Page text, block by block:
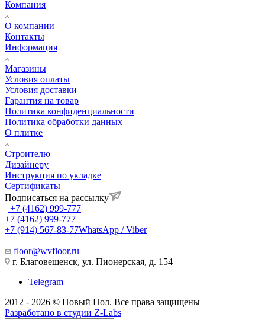
Компания
О компании
Контакты
Информация
Магазины
Условия оплаты
Условия доставки
Гарантия на товар
Политика конфиденциальности
Политика обработки данных
О плитке
Строителю
Дизайнеру
Инструкция по укладке
Сертификаты
Подписаться на рассылку
+7 (4162) 999-777
+7 (4162) 999-777
+7 (914) 567-83-77WhatsApp / Viber
floor@wvfloor.ru
г. Благовещенск, ул. Пионерская, д. 154
Telegram
2012 - 2026 © Новый Пол. Все права защищены
Разработано в студии Z-Labs